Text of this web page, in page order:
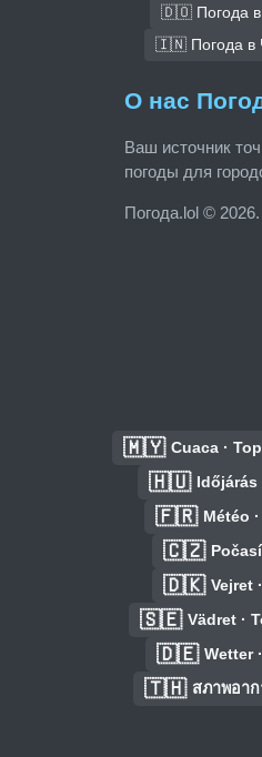
🇩🇴 Погода в
🇮🇳 Погода в
О нас
Ваш источник
погоды для
Погода.lol ©
🇲🇾 Cuaca ·
🇭🇺 Időjárás
🇫🇷 Météo
🇨🇿
🇩🇰 Vejret
🇸🇪 Vädret ·
🇩🇪 Wetter
🇹🇭 สภาพอาก